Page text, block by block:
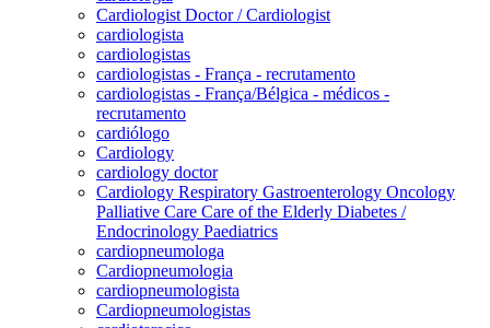
Cardiologist Doctor / Cardiologist
cardiologista
cardiologistas
cardiologistas - França - recrutamento
cardiologistas - França/Bélgica - médicos -
recrutamento
cardiólogo
Cardiology
cardiology doctor
Cardiology Respiratory Gastroenterology Oncology
Palliative Care Care of the Elderly Diabetes /
Endocrinology Paediatrics
cardiopneumologa
Cardiopneumologia
cardiopneumologista
Cardiopneumologistas